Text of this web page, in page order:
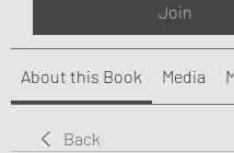
Join
About this Book Media
Back